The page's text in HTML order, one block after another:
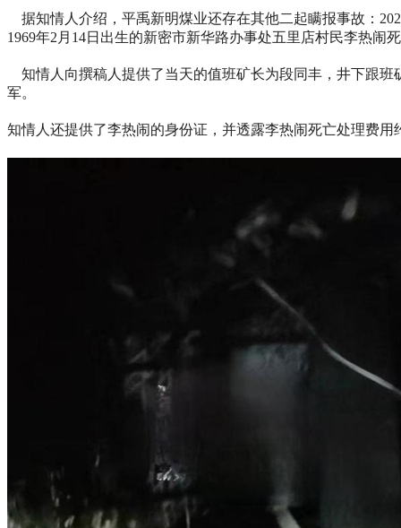
据知情人介绍，平禹新明煤业还存在其他二起瞒报事故：
1969年2月14日出生的新密市新华路办事处五里店村民李热闹
知情人向撰稿人提供了当天的值班矿长为段同丰，井下跟
军。
知情人还提供了李热闹的身份证，并透露李热闹死亡处理费